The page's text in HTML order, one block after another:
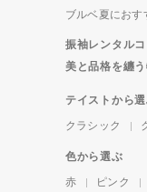
ブルベ夏におす
振袖レンタル
美と品格を纏
テイストから
クラシック
色から選ぶ
赤
ピンク